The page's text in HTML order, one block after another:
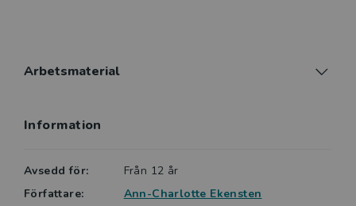
del fem i serien om Anton och Hilda.
2014 och sedan dess har hon skrivit ett stort antal
läsglädje för alla, oavsett förutsättningar.
Sagt om Körkortet, del 1 i serien om Anton och Hilda:
Arbetsmaterial
Information
Avsedd för:
Från 12 år
Författare:
Ann-Charlotte Ekensten